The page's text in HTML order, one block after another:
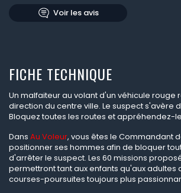
Voir les avis
FICHE TECHNIQUE
Un malfaiteur au volant d'un véhicule rouge
direction du centre ville. Le suspect s'avère
Bloquez toutes les routes et appréhendez-
Dans Au Voleur, vous êtes le Commandant
positionner ses hommes afin de bloquer
d'arrêter le suspect. Les 60 missions
permettront tant aux enfants qu'aux adultes
courses-poursuites toujours plus